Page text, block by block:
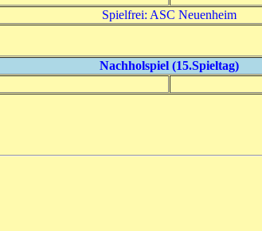
Spielfrei: ASC Neuenheim
Nachholspiel (15.Spieltag)